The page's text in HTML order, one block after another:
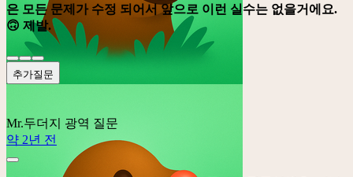
은 모든 문제가 수정 되어서 앞으로 이런 실수는 없을거에요.
🙃 제발.
추가질문
Mr.두더지
광역 질문
약 2년 전